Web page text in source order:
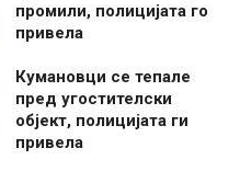
промили, полицијата го
привела
Кумановци се тепале
пред угостителски
објект, полицијата ги
привела